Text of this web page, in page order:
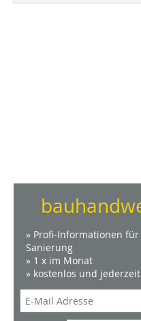
» Profi-Informationen
Sanierung
» 1 x im Monat
» kostenlos und